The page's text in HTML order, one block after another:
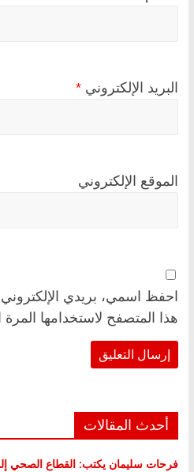
البريد الإلكتروني *
الموقع الإلكتروني
احفظ اسمي، بريدي
هذا المتصفح لاستخدامها
أحدث المقالات
فرحات سليمان يكتب: القطاع الصحي